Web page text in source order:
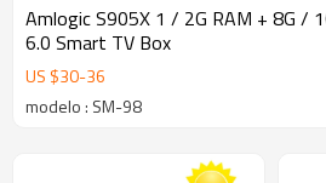
Amlogic S905X 1 / 2G RAM + 8G /
6.0 Smart TV Box
US $30-36
modelo : SM-98